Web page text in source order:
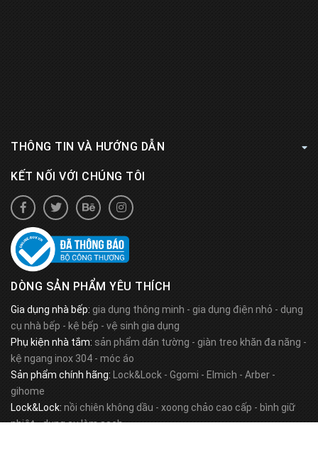
THÔNG TIN VÀ HƯỚNG DẪN
KẾT NỐI VỚI CHÚNG TÔI
DÒNG SẢN PHẨM YÊU THÍCH
Gia dụng nhà bếp: gia dụng thông minh - gia dụng điện nhỏ - dụng
cụ nhà bếp - kệ bếp - vệ sinh gia dụng
Phụ kiện nhà tắm: sản phẩm dán tường - giàn treo khăn đa năng -
kệ ngang inox 304 - móc áo
Sản phẩm chính hãng: Lock&Lock - Ggomi - Elmich - Arber -
gihome
Lock&Lock: nồi chiên không dầu - xoong chảo cao cấp - bình giữ
nhiệt-dụng cụ làm sạch